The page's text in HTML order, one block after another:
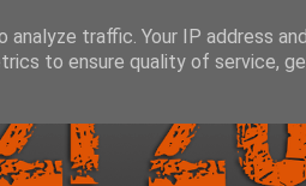
traffic. Your IP address
to ensure quality of service,